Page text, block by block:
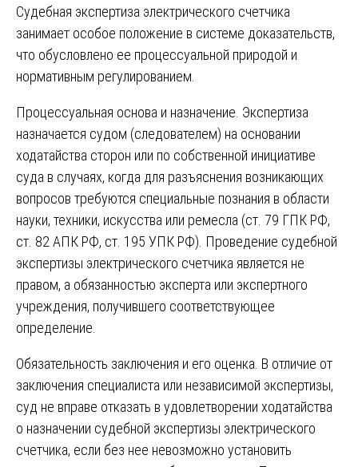
Судебная экспертиза электрического счетчика
занимает особое положение в системе доказательств,
что обусловлено ее процессуальной природой и
нормативным регулированием.
Процессуальная основа и назначение. Экспертиза
назначается судом (следователем) на основании
ходатайства сторон или по собственной инициативе
суда в случаях, когда для разъяснения возникающих
вопросов требуются специальные познания в области
науки, техники, искусства или ремесла (ст. 79 ГПК РФ,
ст. 82 АПК РФ, ст. 195 УПК РФ). Проведение судебной
экспертизы электрического счетчика является не
правом, а обязанностью эксперта или экспертного
учреждения, получившего соответствующее
определение.
Обязательность заключения и его оценка. В отличие от
заключения специалиста или независимой экспертизы,
суд не вправе отказать в удовлетворении ходатайства
о назначении судебной экспертизы электрического
счетчика, если без нее невозможно установить